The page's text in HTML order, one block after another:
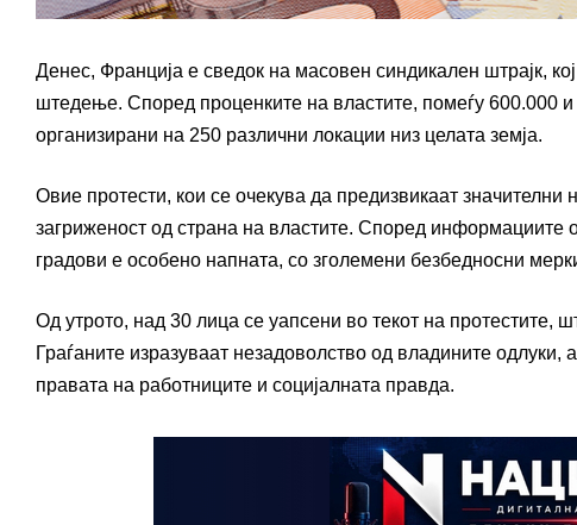
Денес, Франција е сведок на масовен синдикален штрајк,
штедење. Според проценките на властите, помеѓу 600.000
организирани на 250 различни локации низ целата земја.
Овие протести, кои се очекува да предизвикаат
загриженост од страна на властите. Според информациите
градови е особено напната, со зголемени безбедносни
Од утрото, над 30 лица се уапсени во текот на протестите,
Граѓаните изразуваат незадоволство од владините
правата на работниците и социјалната правда.